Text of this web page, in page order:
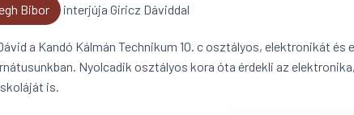
Bibor interjúja Giricz Dáviddal
a Kandó Kálmán Technikum 10. c osztályos, elektronikát
Nyolcadik osztályos kora óta érdekli az
is.